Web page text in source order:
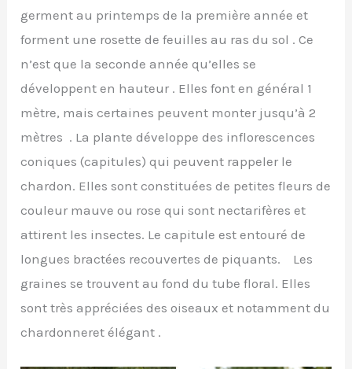
germent au printemps de la première année et
forment une rosette de feuilles au ras du sol . Ce
n’est que la seconde année qu’elles se
développent en hauteur . Elles font en général 1
mètre, mais certaines peuvent monter jusqu’à 2
mètres . La plante développe des inflorescences
coniques (capitules) qui peuvent rappeler le
chardon. Elles sont constituées de petites fleurs de
couleur mauve ou rose qui sont nectarifères et
attirent les insectes. Le capitule est entouré de
longues bractées recouvertes de piquants. Les
graines se trouvent au fond du tube floral. Elles
sont très appréciées des oiseaux et notamment du
chardonneret élégant .